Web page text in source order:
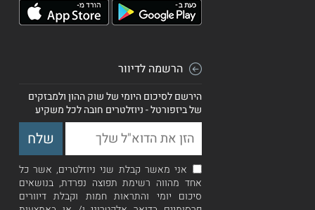
הרשמה לדיוור
הירשם לסיכום היומי של שוק ההון ולמבזקים
של ביזפורטל - ניוזלטרים חובה לכל משקיע
אני מאשר קבלת שני ניוזלטרים, אשר כל
אחד מהווה רשימת תפוצה נפרדת, בנושאים
סיכום יומי והתראות חמות וקבלת דיוורים